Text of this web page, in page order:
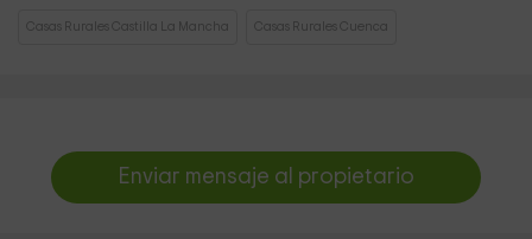
Casas Rurales Castilla La Mancha Casas Rurales Cuenca
Enviar mensaje al propietario